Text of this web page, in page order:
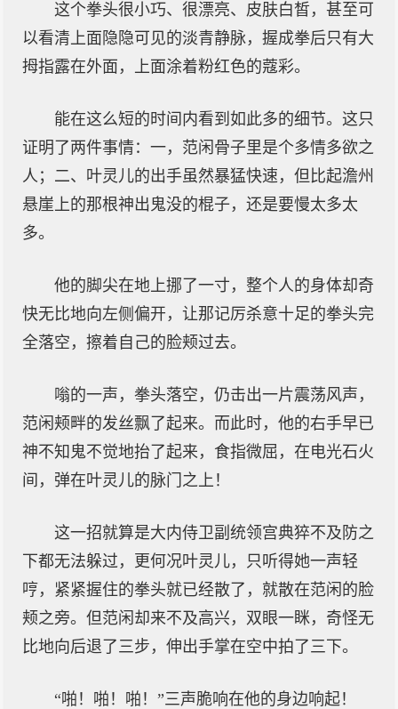
这个拳头很小巧、很漂亮、皮肤白皙，甚至可
以看清上面隐隐可见的淡青静脉，握成拳后只有大
拇指露在外面，上面涂着粉红色的蔻彩。
能在这么短的时间内看到如此多的细节。这只
证明了两件事情：一，范闲骨子里是个多情多欲之
人；二、叶灵儿的出手虽然暴猛快速，但比起澹州
悬崖上的那根神出鬼没的棍子，还是要慢太多太
多。
他的脚尖在地上挪了一寸，整个人的身体却奇
快无比地向左侧偏开，让那记厉杀意十足的拳头完
全落空，擦着自己的脸颊过去。
嗡的一声，拳头落空，仍击出一片震荡风声，
范闲颊畔的发丝飘了起来。而此时，他的右手早已
神不知鬼不觉地抬了起来，食指微屈，在电光石火
间，弹在叶灵儿的脉门之上！
这一招就算是大内侍卫副统领宫典猝不及防之
下都无法躲过，更何况叶灵儿，只听得她一声轻
哼，紧紧握住的拳头就已经散了，就散在范闲的脸
颊之旁。但范闲却来不及高兴，双眼一眯，奇怪无
比地向后退了三步，伸出手掌在空中拍了三下。
“啪！啪！啪！”三声脆响在他的身边响起！